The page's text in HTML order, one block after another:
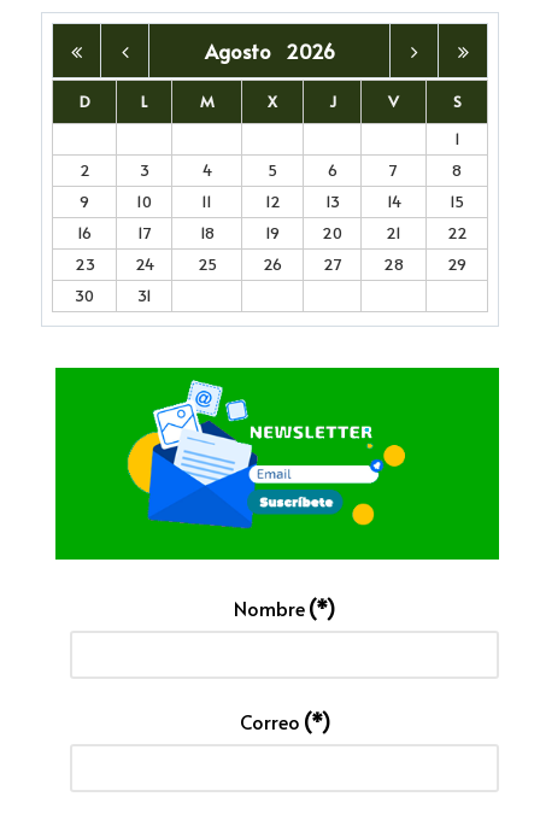
Agosto 2026
D L M X J V
S
1
2
3 4 5 6 7
8
9
10 11 12 13 14
15
16
17 18 19 20 21
22
23
24 25 26 27 28
29
30
31
Nombre(*)
Correo (*)